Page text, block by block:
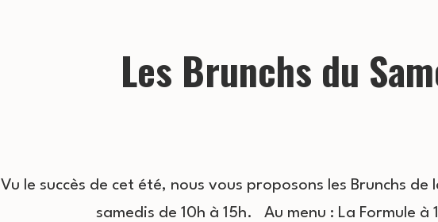
Les Brunchs du
Vu le succès de cet été, nous vous proposons les Brunchs
samedis de 10h à 15h. Au menu : La Formule à